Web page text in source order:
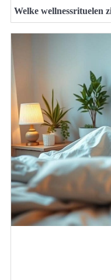
Welke wellnessrituelen